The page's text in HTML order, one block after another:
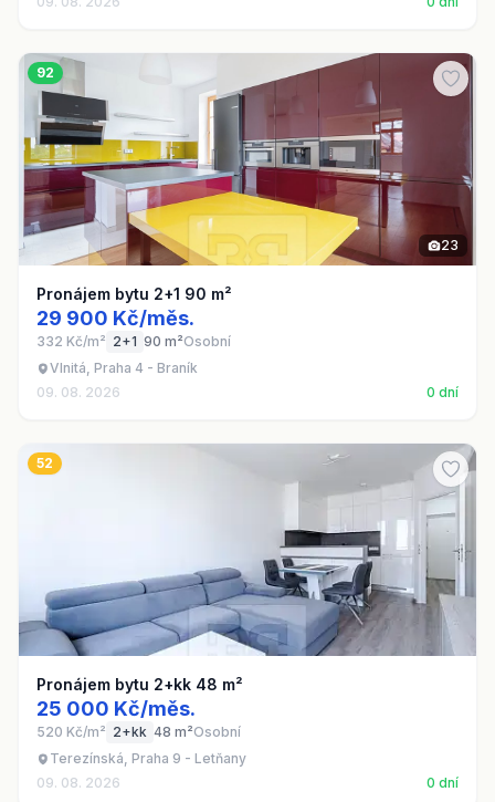
92
23
Pronájem bytu 2+1 90 m²
29 900 Kč/měs.
332 Kč/m² 2+1 90 m²Osobní
Vlnitá, Praha 4 - Braník
09. 08. 2026
0 dní
52
Pronájem bytu 2+kk 48 m²
25 000 Kč/měs.
520 Kč/m² 2+kk 48 m²Osobní
Terezínská, Praha 9 - Letňany
09. 08. 2026
0 dní